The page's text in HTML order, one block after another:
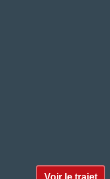
Voir le trajet